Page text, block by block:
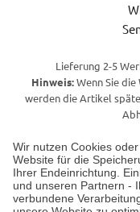
Wir nutzen Cookies
Website für die
Ihrer Endeinrichtung.
und unseren Partnern -
verbundene
Lieferung 2-5
Hinweis:Wenn Sie
werden die Artikel
Unser
Auf